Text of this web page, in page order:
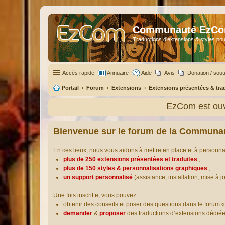
Communauté
Traductions d'extensions & styles
Accès rapide Annuaire Aide Avis Donation /
Portail Forum Extensions Extensions présentées &
EzCom est
Bienvenue sur le forum de la
En ces lieux, nous vous aidons à mettre en place et à
plus de 250 extensions présentées et traduites ;
plus de 150 styles & personnalisations graphiques ;
un support personnalisé (assistance, installation, mise à
Une fois inscrit.e, vous pouvez :
obtenir des conseils et poser des questions dans le forum «
demander & proposer des traductions d’extensions